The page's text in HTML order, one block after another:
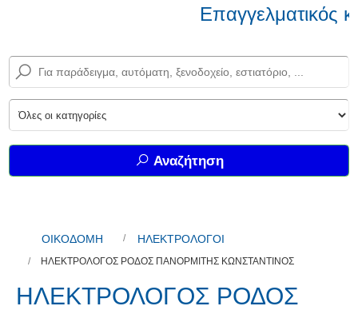
Επαγγελματικός
Αναζήτηση
ΟΙΚΟΔΟΜΗ ΗΛΕΚΤΡΟΛΟΓΟΙ
ΗΛΕΚΤΡΟΛΟΓΟΣ ΡΟΔΟΣ ΠΑΝΟΡΜΙΤΗΣ ΚΩΝΣΤΑΝΤΙΝΟΣ
ΗΛΕΚΤΡΟΛΟΓΟΣ ΡΟΔΟΣ